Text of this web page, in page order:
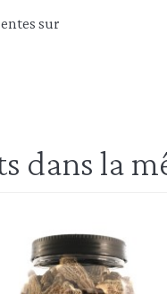
sur
dans la